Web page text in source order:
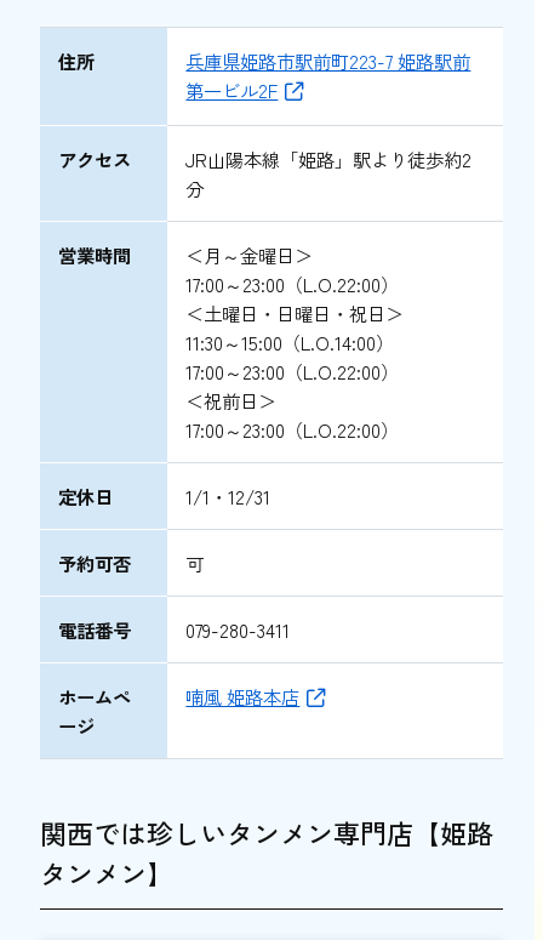
住所
兵庫県姫路市駅前町223-7 姫路駅前
第一ビル2F
アクセス
JR山陽本線「姫路」駅より徒歩約2
分
営業時間
＜月～金曜日＞
17:00～23:00（L.O.22:00）
＜土曜日・日曜日・祝日＞
11:30～15:00（L.O.14:00）
17:00～23:00（L.O.22:00）
＜祝前日＞
17:00～23:00（L.O.22:00）
定休日 1/1・12/31
予約可否 可
電話番号 079-280-3411
ホームペ
ージ
喃風 姫路本店
関西では珍しいタンメン専門店【姫路
タンメン】